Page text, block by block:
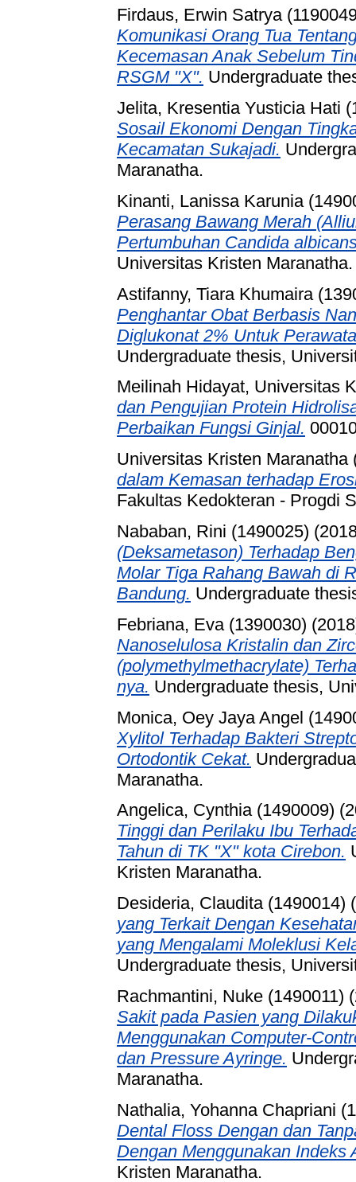
Firdaus, Erwin Satrya
Komunikasi Orang Tua
Kecemasan Anak Sebelum
RSGM "X". Undergraduate
Jelita, Kresentia Yusticia Hati
Sosail Ekonomi Dengan
Kecamatan Sukajadi.
Maranatha.
Kinanti, Lanissa Karunia
Perasang Bawang Merah
Pertumbuhan Candida
Universitas Kristen Maranatha.
Astifanny, Tiara Khumaira
Penghantar Obat Berbasis
Diglukonat 2% Untuk
Undergraduate thesis,
Meilinah Hidayat, Universitas
dan Pengujian Protein
Perbaikan Fungsi Ginjal.
Universitas Kristen
dalam Kemasan terhadap
Fakultas Kedokteran - Progdi
Nababan, Rini (1490025)
(Deksametason) Terhadap
Molar Tiga Rahang Bawah di
Bandung. Undergraduate
Febriana, Eva (1390030)
Nanoselulosa Kristalin dan
(polymethylmethacrylate)
nya. Undergraduate thesis,
Monica, Oey Jaya Angel
Xylitol Terhadap Bakteri
Ortodontik Cekat.
Maranatha.
Angelica, Cynthia (1490009)
Tinggi dan Perilaku Ibu
Tahun di TK "X" kota Cirebon.
Kristen Maranatha.
Desideria, Claudita (1490014)
yang Terkait Dengan
yang Mengalami Moleklusi
Undergraduate thesis,
Rachmantini, Nuke (1490011)
Sakit pada Pasien yang
Menggunakan Computer-
dan Pressure Ayringe.
Maranatha.
Nathalia, Yohanna Chapriani
Dental Floss Dengan dan
Dengan Menggunakan Indeks
Kristen Maranatha.